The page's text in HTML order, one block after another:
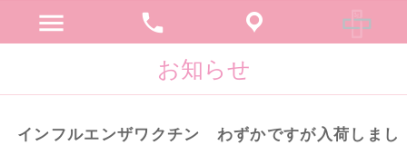
menu phone
お知らせ
インフルエンザワクチン わずかですが入荷しまし